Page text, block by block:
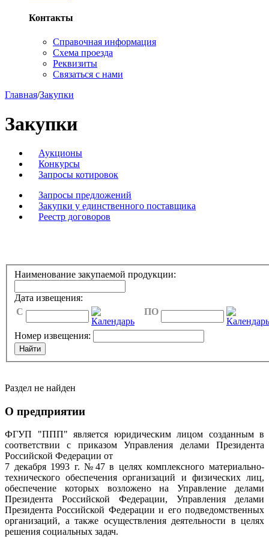
Контакты
Справочная информация
Схема проезда
Реквизиты
Связаться с нами
Главная/Закупки
Закупки
Аукционы
Конкурсы
Запросы котировок
Запросы предложений
Закупки у единственного поставщика
Реестр договоров
Наименование закупаемой продукции:
Дата извещения:
C
ПО
Номер извещения:
Раздел не найден
О предприятии
ФГУП "ППП" является юридическим лицом созданным в
соответствии с приказом Управления делами Президента
Российской Федерации от
7 декабря 1993 г. №47 в целях комплексного материально-
технического обеспечения организаций и физических лиц,
обеспечение которых возложено на Управление делами
Президента Российской Федерации, Управления делами
Президента Российской Федерации и его подведомственных
организаций, а также осуществления деятельности в целях
решения социальных задач.